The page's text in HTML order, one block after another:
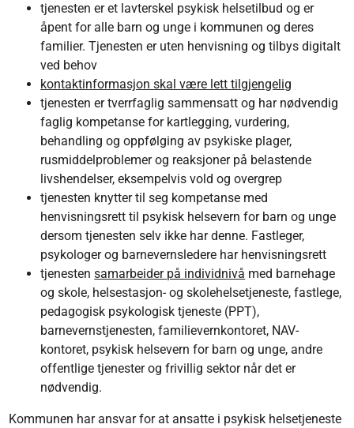
tjenesten er et lavterskel psykisk helsetilbud og er
åpent for alle barn og unge i kommunen og deres
familier. Tjenesten er uten henvisning og tilbys digitalt
ved behov
kontaktinformasjon skal være lett tilgjengelig
tjenesten er tverrfaglig sammensatt og har nødvendig
faglig kompetanse for kartlegging, vurdering,
behandling og oppfølging av psykiske plager,
rusmiddelproblemer og reaksjoner på belastende
livshendelser, eksempelvis vold og overgrep
tjenesten knytter til seg kompetanse med
henvisningsrett til psykisk helsevern for barn og unge
dersom tjenesten selv ikke har denne. Fastleger,
psykologer og barnevernsledere har henvisningsrett
tjenestensamarbeider på individnivå med barnehage
og skole, helsestasjon- og skolehelsetjeneste, fastlege,
pedagogisk psykologisk tjeneste (PPT),
barnevernstjenesten, familievernkontoret, NAV-
kontoret, psykisk helsevern for barn og unge, andre
offentlige tjenester og frivillig sektor når det er
nødvendig.
Kommunen har ansvar for at ansatte i psykisk helsetjeneste